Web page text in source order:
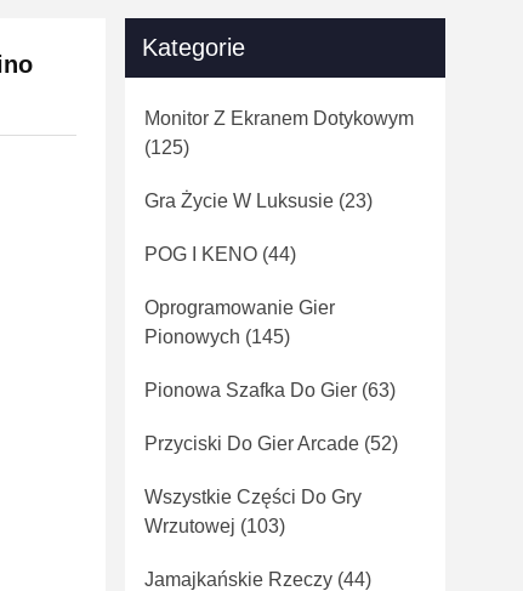
Kategorie
Monitor Z Ekranem Dotykowym
(125)
Gra Życie W Luksusie (23)
POG I KENO (44)
Oprogramowanie Gier
Pionowych (145)
Pionowa Szafka Do Gier (63)
Przyciski Do Gier Arcade (52)
Wszystkie Części Do Gry
Wrzutowej (103)
Jamajkańskie Rzeczy (44)